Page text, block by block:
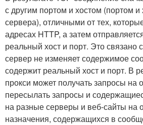
с другим портом и хостом (портом и
сервера), отличными от тех,
адресах HTTP, а затем
реальный хост и порт. Это связано
сервер не изменяет содержимое
содержит реальный хост и порт. В
прокси может получать запросы на
пересылать запросы и
на разные серверы и веб-сайты на
назначения, содержащихся в